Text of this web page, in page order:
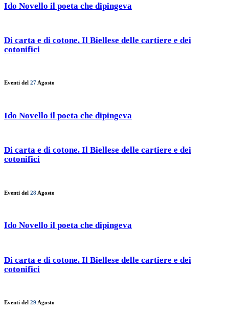
Ido Novello il poeta che dipingeva
Di carta e di cotone. Il Biellese delle cartiere e dei
cotonifici
Eventi del 27 Agosto
Ido Novello il poeta che dipingeva
Di carta e di cotone. Il Biellese delle cartiere e dei
cotonifici
Eventi del 28 Agosto
Ido Novello il poeta che dipingeva
Di carta e di cotone. Il Biellese delle cartiere e dei
cotonifici
Eventi del 29 Agosto